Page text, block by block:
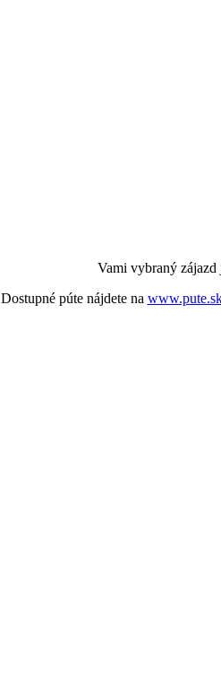
Vami vybraný zájazd
Dostupné púte nájdete na